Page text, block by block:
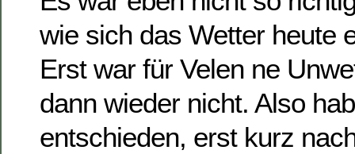
wie sich das Wetter heute
Erst war für Velen ne
dann wieder nicht. Also
entschieden, erst kurz